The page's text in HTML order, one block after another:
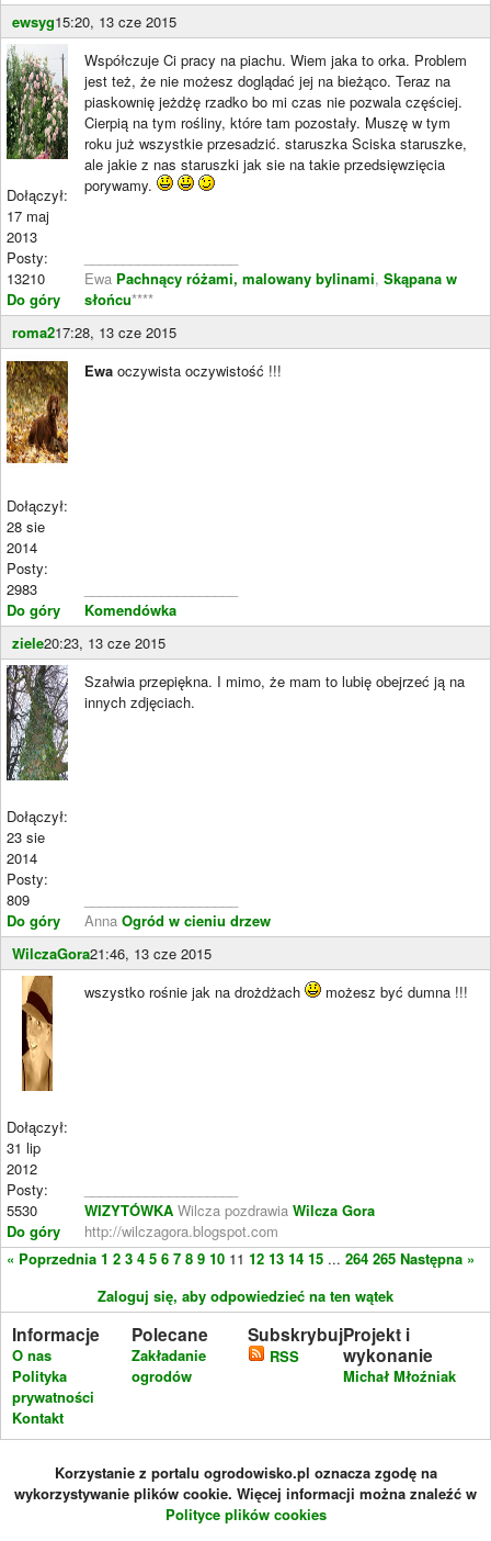
ewsyg15:20, 13 cze 2015
Dołączył:
17 maj
2013
Posty:
13210
Do góry
Współczuje Ci pracy na piachu. Wiem jaka to orka. Problem
jest też, że nie możesz doglądać jej na bieżąco. Teraz na
piaskownię jeżdżę rzadko bo mi czas nie pozwala częściej.
Cierpią na tym rośliny, które tam pozostały. Muszę w tym
roku już wszystkie przesadzić. staruszka Sciska staruszke,
ale jakie z nas staruszki jak sie na takie przedsięwzięcia
porywamy.
Ewa Pachnący różami, malowany bylinami, Skąpana w
słońcu****
roma217:28, 13 cze 2015
Dołączył:
28 sie
2014
Posty:
2983
Do góry
Ewa oczywista oczywistość !!!
Komendówka
ziele20:23, 13 cze 2015
Dołączył:
23 sie
2014
Posty:
809
Do góry
Szałwia przepiękna. I mimo, że mam to lubię obejrzeć ją na
innych zdjęciach.
Anna Ogród w cieniu drzew
WilczaGora21:46, 13 cze 2015
Dołączył:
31 lip
2012
Posty:
5530
Do góry
wszystko rośnie jak na drożdżach możesz być dumna !!!
WIZYTÓWKA Wilcza pozdrawia Wilcza Gora
http://wilczagora.blogspot.com
« Poprzednia 1 2 3 4 5 6 7 8 9 10 11 12 13 14 15 ... 264 265 Następna »
Zaloguj się, aby odpowiedzieć na ten wątek
Informacje
O nas
Polityka
prywatności
Kontakt
Polecane
Zakładanie
ogrodów
Subskrybuj
RSS
Projekt i
wykonanie
Michał Młoźniak
Korzystanie z portalu ogrodowisko.pl oznacza zgodę na
wykorzystywanie plików cookie. Więcej informacji można znaleźć w
Polityce plików cookies